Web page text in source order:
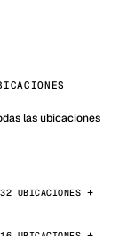
las ubicaciones
32 UBICACIONES